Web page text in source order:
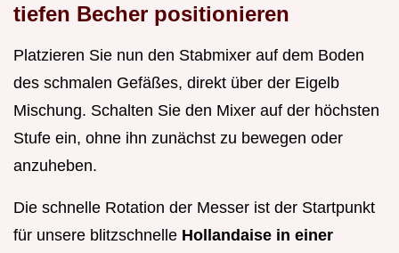
tiefen Becher positionieren
Platzieren Sie nun den Stabmixer auf dem Boden
des schmalen Gefäßes, direkt über der Eigelb
Mischung. Schalten Sie den Mixer auf der höchsten
Stufe ein, ohne ihn zunächst zu bewegen oder
anzuheben.
Die schnelle Rotation der Messer ist der Startpunkt
für unsere blitzschnelle Hollandaise in einer